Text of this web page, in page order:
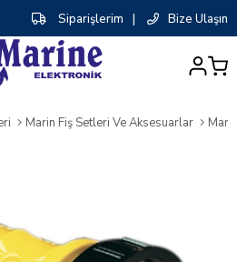
Siparişlerim | Bize Ulaşın
Marin Fiş Setleri Ve Aksesuarlar